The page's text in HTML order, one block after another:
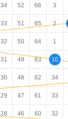
34 52 66 3
33 51 65 2
32 50 64 1
31 49 63 10
30 48 62 34
29 47 61 33
28 46 60 32